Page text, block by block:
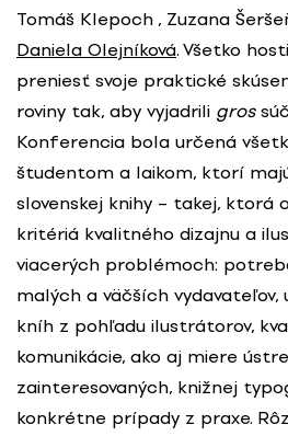
Tomáš Klepoch , Zuzana
Daniela Olejníková. Všetko
preniesť svoje praktické
roviny tak, aby vyjadrili gros
Konferencia bola určená
študentom a laikom, ktorí
slovenskej knihy – takej, ktorá
kritériá kvalitného dizajnu a
viacerých problémoch:
malých a väčších vydavateľov,
kníh z pohľadu ilustrátorov,
komunikácie, ako aj miere
zainteresovaných, knižnej
konkrétne prípady z praxe.